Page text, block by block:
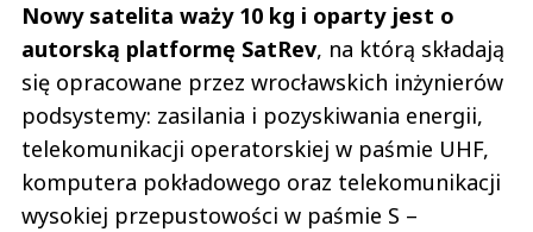
Nowy satelita waży 10 kg i oparty jest o
autorską platformę SatRev, na którą składają
się opracowane przez wrocławskich inżynierów
podsystemy: zasilania i pozyskiwania energii,
telekomunikacji operatorskiej w paśmie UHF,
komputera pokładowego oraz telekomunikacji
wysokiej przepustowości w paśmie S –